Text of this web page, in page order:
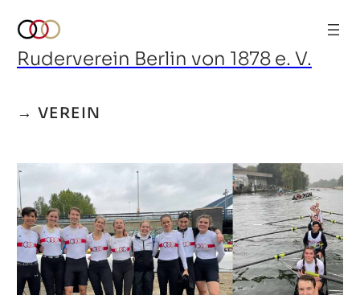
Ruderverein Berlin von 1878 e. V.
→ VEREIN